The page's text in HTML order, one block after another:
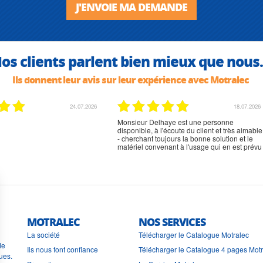
J'ENVOIE MA DEMANDE
clients parlent bien mieux que
Ils donnent leur avis sur leur expérience avec Motralec
02.07.2026 02.07.2026
rien à signaler, très content
MOTRALEC
La société
Ils nous font confiance
NOS SERVICES
Télécharger le Catalogue Motralec
Télécharger le Catalogue 4 pages